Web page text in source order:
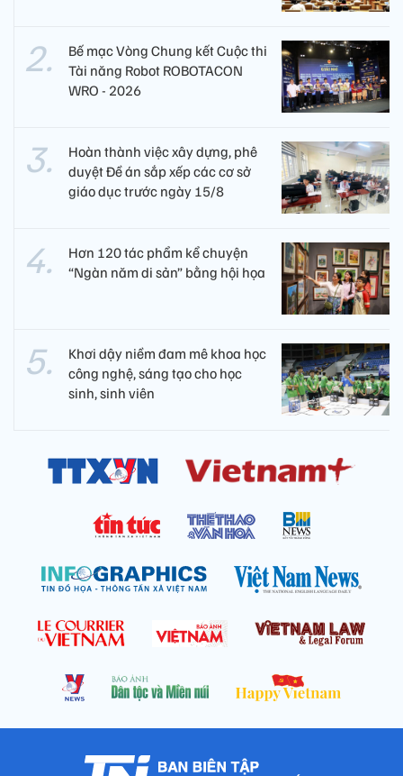
Bế mạc Vòng Chung kết Cuộc thi
Tài năng Robot ROBOTACON
WRO - 2026
Hoàn thành việc xây dựng, phê
duyệt Đề án sắp xếp các cơ sở
giáo dục trước ngày 15/8
Hơn 120 tác phẩm kể chuyện
“Ngàn năm di sản” bằng hội họa
Khơi dậy niềm đam mê khoa học
công nghệ, sáng tạo cho học
sinh, sinh viên